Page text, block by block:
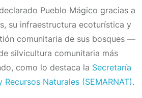
Pueblo Mágico gracias a
su infraestructura ecoturística y
comunitaria de sus bosques —
silvicultura comunitaria más
como lo destaca la Secretaría
Naturales (SEMARNAT).